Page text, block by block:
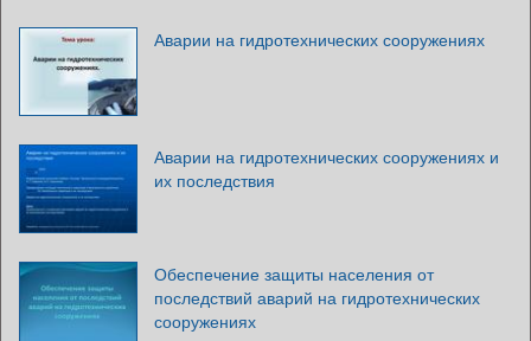
Аварии на гидротехнических сооружениях
Аварии на гидротехнических сооружениях и
их последствия
Обеспечение защиты населения от
последствий аварий на гидротехнических
сооружениях